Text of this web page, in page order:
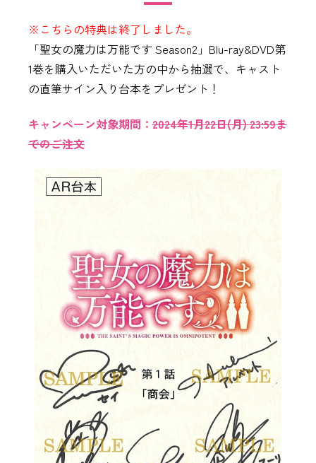
※こちらの特典は終了しました。
「聖女の魔力は万能です Season2」Blu-ray&DVD第
1巻を購入いただいた方の中から抽選で、キャスト
の直筆サイン入り台本をプレゼント！
キャンペーン対象期間：2024年1月22日(月) 23:59ま
でのご注文